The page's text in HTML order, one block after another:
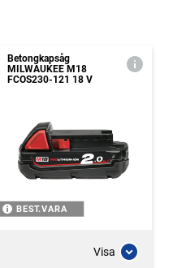
Betongkapsåg
MILWAUKEE M18
FCOS230-121 18 V
BEST.VARA
Visa